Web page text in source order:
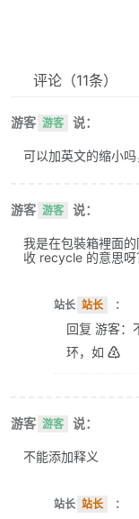
评论 （11条）
游客 游客 说：
可以加英文的缩小
游客 游客 说：
我是在包裝箱裡面
收 recycle 的意思呀
站长 站长 ：
回复 游客：
环，如 ♴
游客 游客 说：
不能添加释义
站长 站长 ：